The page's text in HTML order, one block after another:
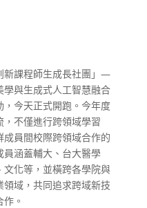
新課程師生成長社團」—
學與生成式人工智慧融合
今天正式開跑。今年度
不僅進行跨領域學習
員間校際跨領域合作的
涵蓋輔大、台大醫學
化等，並橫跨各學院與
域，共同追求跨域新技
。